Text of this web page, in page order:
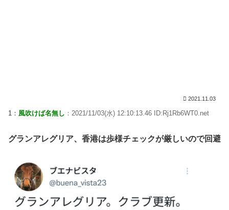
2021.11.03
1： 風吹けば名無し ：2021/11/03(水) 12:10:13.46 ID:Rj1Rb6WT0.net
グランアレグリア、香港は歩様チェックが厳しいので回避